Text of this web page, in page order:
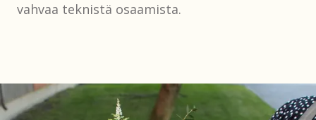
vahvaa teknistä osaamista.